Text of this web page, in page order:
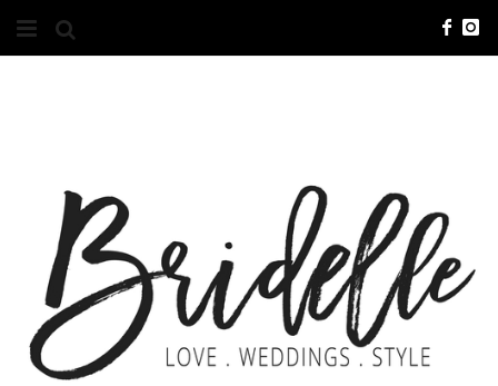
O NAS
KONTAKT
REKLAMA
ADVERTISING